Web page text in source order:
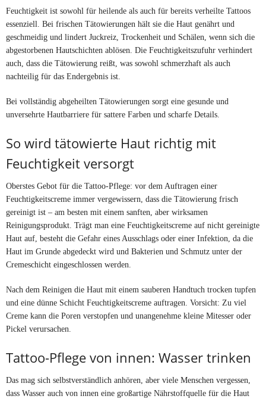
Feuchtigkeit ist sowohl für heilende als auch für bereits verheilte Tattoos
essenziell. Bei frischen Tätowierungen hält sie die Haut genährt und
geschmeidig und lindert Juckreiz, Trockenheit und Schälen, wenn sich die
abgestorbenen Hautschichten ablösen. Die Feuchtigkeitszufuhr verhindert
auch, dass die Tätowierung reißt, was sowohl schmerzhaft als auch
nachteilig für das Endergebnis ist.
Bei vollständig abgeheilten Tätowierungen sorgt eine gesunde und
unversehrte Hautbarriere für sattere Farben und scharfe Details.
So wird tätowierte Haut richtig mit
Feuchtigkeit versorgt
Oberstes Gebot für die Tattoo-Pflege: vor dem Auftragen einer
Feuchtigkeitscreme immer vergewissern, dass die Tätowierung frisch
gereinigt ist – am besten mit einem sanften, aber wirksamen
Reinigungsprodukt. Trägt man eine Feuchtigkeitscreme auf nicht gereinigte
Haut auf, besteht die Gefahr eines Ausschlags oder einer Infektion, da die
Haut im Grunde abgedeckt wird und Bakterien und Schmutz unter der
Cremeschicht eingeschlossen werden.
Nach dem Reinigen die Haut mit einem sauberen Handtuch trocken tupfen
und eine dünne Schicht Feuchtigkeitscreme auftragen. Vorsicht: Zu viel
Creme kann die Poren verstopfen und unangenehme kleine Mitesser oder
Pickel verursachen.
Tattoo-Pflege von innen: Wasser trinken
Das mag sich selbstverständlich anhören, aber viele Menschen vergessen,
dass Wasser auch von innen eine großartige Nährstoffquelle für die Haut